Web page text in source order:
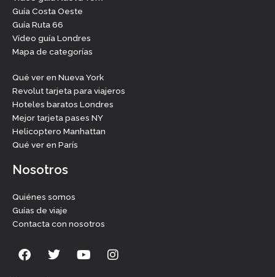
Guía Costa Oeste
Guía Ruta 66
Vídeo guía Londres
Mapa de categorías
Qué ver en Nueva York
Revolut tarjeta para viajeros
Hoteles baratos Londres
Mejor tarjeta pases NY
Helicoptero Manhattan
Qué ver en París
Nosotros
Quiénes somos
Guías de viaje
Contacta con nosotros
F
a
T
w
Y
o
I
n